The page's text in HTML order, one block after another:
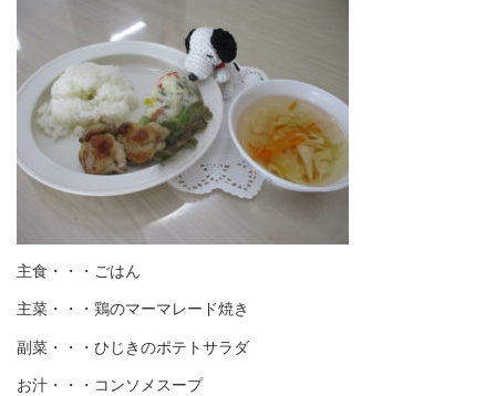
主食・・・ごはん
主菜・・・鶏のマーマレード焼き
副菜・・・ひじきのポテトサラダ
お汁・・・コンソメスープ